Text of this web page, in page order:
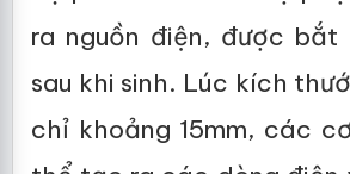
ra nguồn điện, được bắt
sau khi sinh. Lúc kích
chỉ khoảng 15mm, các